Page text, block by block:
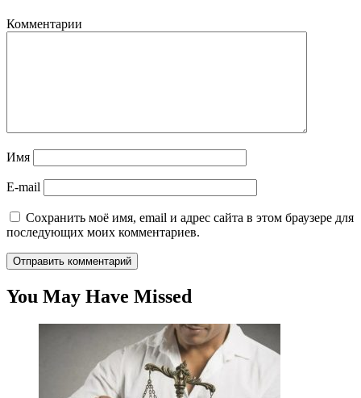
Комментарии
Имя
E-mail
Сохранить моё имя, email и адрес сайта в этом браузере для
последующих моих комментариев.
You May Have Missed